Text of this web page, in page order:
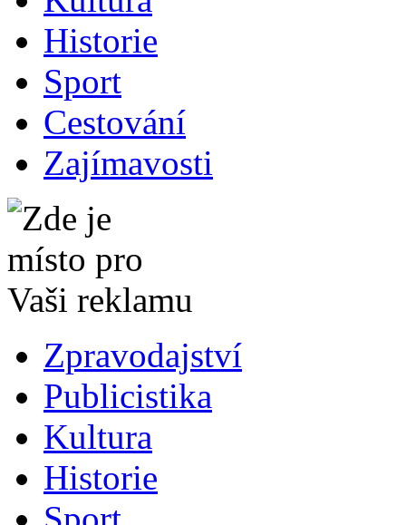
Historie
Sport
Cestování
Zajímavosti
Zpravodajství
Publicistika
Kultura
Historie